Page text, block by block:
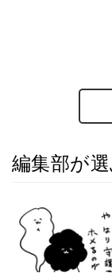
編集部が